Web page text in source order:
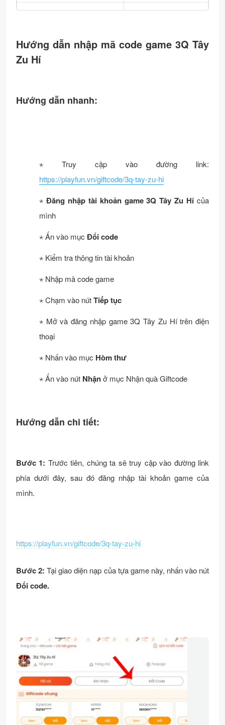
3QTAYDU Còn hạn
NATRA888
NGOKHONG
Hướng dẫn nhập mã code game 3Q Tây
Zu Hí
Hướng dẫn nhanh:
⋆ Truy cập vào đường link:
https://playfun.vn/giftcode/3q-tay-zu-hi
⋆ Đăng nhập tài khoản game 3Q Tây Zu Hí của
mình
⋆ Ấn vào mục Đổi code
⋆ Kiểm tra thông tin tài khoản
⋆ Nhập mã code game
⋆ Chạm vào nútTiếp tục
⋆ Mở và đăng nhập game 3Q Tây Zu Hí trên điện
thoại
⋆ Nhấn vào mục Hòm thư
⋆ Ấn vào nút Nhậnở mục Nhận quà Giftcode
Hướng dẫn chi tiết:
Bước 1: Trước tiên, chúng ta sẽ truy cập vào đường link
phía dưới đây, sau đó đăng nhập tài khoản game của
mình.
https://playfun.vn/giftcode/3q-tay-zu-hi
Bước 2:Tại giao diện nạp của tựa game này, nhấn vào nút
Đổi code.